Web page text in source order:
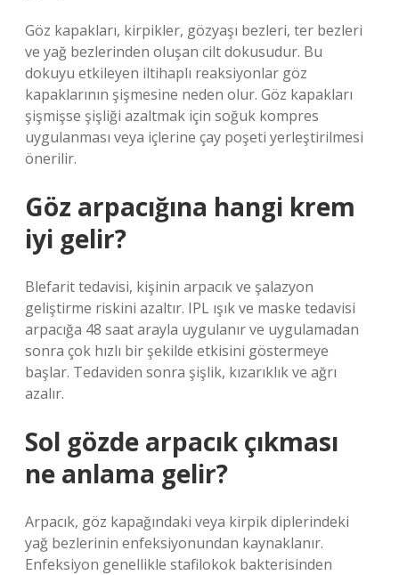
Göz kapakları, kirpikler, gözyaşı bezleri, ter bezleri
ve yağ bezlerinden oluşan cilt dokusudur. Bu
dokuyu etkileyen iltihaplı reaksiyonlar göz
kapaklarının şişmesine neden olur. Göz kapakları
şişmişse şişliği azaltmak için soğuk kompres
uygulanması veya içlerine çay poşeti yerleştirilmesi
önerilir.
Göz arpacığına hangi krem
iyi gelir?
Blefarit tedavisi, kişinin arpacık ve şalazyon
geliştirme riskini azaltır. IPL ışık ve maske tedavisi
arpacığa 48 saat arayla uygulanır ve uygulamadan
sonra çok hızlı bir şekilde etkisini göstermeye
başlar. Tedaviden sonra şişlik, kızarıklık ve ağrı
azalır.
Sol gözde arpacık çıkması
ne anlama gelir?
Arpacık, göz kapağındaki veya kirpik diplerindeki
yağ bezlerinin enfeksiyonundan kaynaklanır.
Enfeksiyon genellikle stafilokok bakterisinden